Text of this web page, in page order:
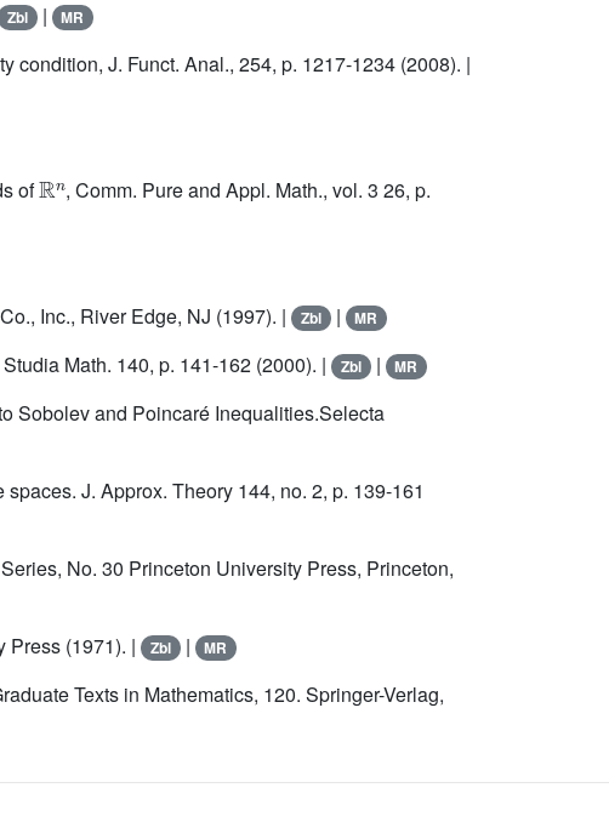
Zbl | MR
J. Funct. Anal., 254, p. 1217-1234 (2008). |
of
, Comm. Pure and Appl. Math., vol. 3 26, p.
Inc., River Edge, NJ (1997). | Zbl | MR
Math. 140, p. 141-162 (2000). | Zbl | MR
Sobolev and Poincaré Inequalities.Selecta
J. Approx. Theory 144, no. 2, p. 139-161
No. 30 Princeton University Press, Princeton,
Press (1971). | Zbl | MR
Texts in Mathematics, 120. Springer-Verlag,